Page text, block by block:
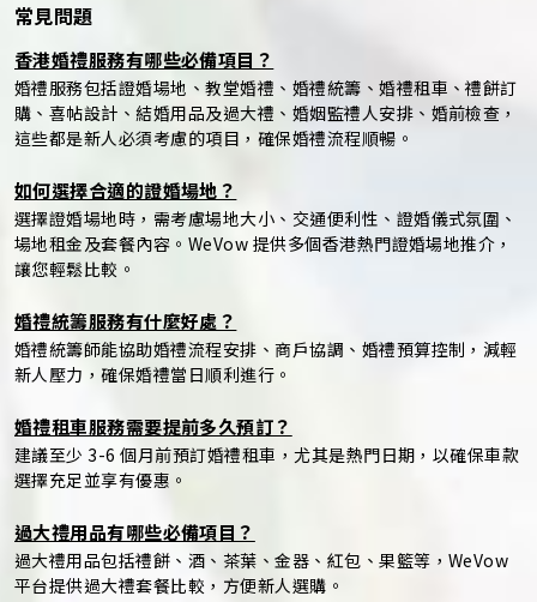
常見問題
香港婚禮服務有哪些必備項目？
婚禮服務包括證婚場地、教堂婚禮、婚禮統籌、婚禮租車、禮餅訂
購、喜帖設計、結婚用品及過大禮、婚姻監禮人安排、婚前檢查，
這些都是新人必須考慮的項目，確保婚禮流程順暢。
如何選擇合適的證婚場地？
選擇證婚場地時，需考慮場地大小、交通便利性、證婚儀式氛圍、
場地租金及套餐內容。WeVow 提供多個香港熱門證婚場地推介，
讓您輕鬆比較。
婚禮統籌服務有什麼好處？
婚禮統籌師能協助婚禮流程安排、商戶協調、婚禮預算控制，減輕
新人壓力，確保婚禮當日順利進行。
婚禮租車服務需要提前多久預訂？
建議至少 3-6 個月前預訂婚禮租車，尤其是熱門日期，以確保車款
選擇充足並享有優惠。
過大禮用品有哪些必備項目？
過大禮用品包括禮餅、酒、茶葉、金器、紅包、果籃等，WeVow
平台提供過大禮套餐比較，方便新人選購。